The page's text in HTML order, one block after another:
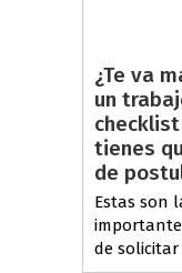
¿Te va
un
tienes
de
Estas son
de solicitar